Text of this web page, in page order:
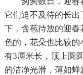
它们迫不及待的长出
下，含苞待放的迎
色的，花朵也比较的
有3厘米长，顶上圆
的洁净光滑，薄如